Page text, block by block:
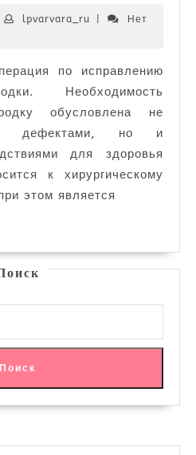
перегородки.
септопластика
lpvarvara_rulpvarvara_ru
Нет
по исправлению
Необходимость
обусловлена не
дефектами, но и
для здоровья
к хирургическому
этом является
Поиск